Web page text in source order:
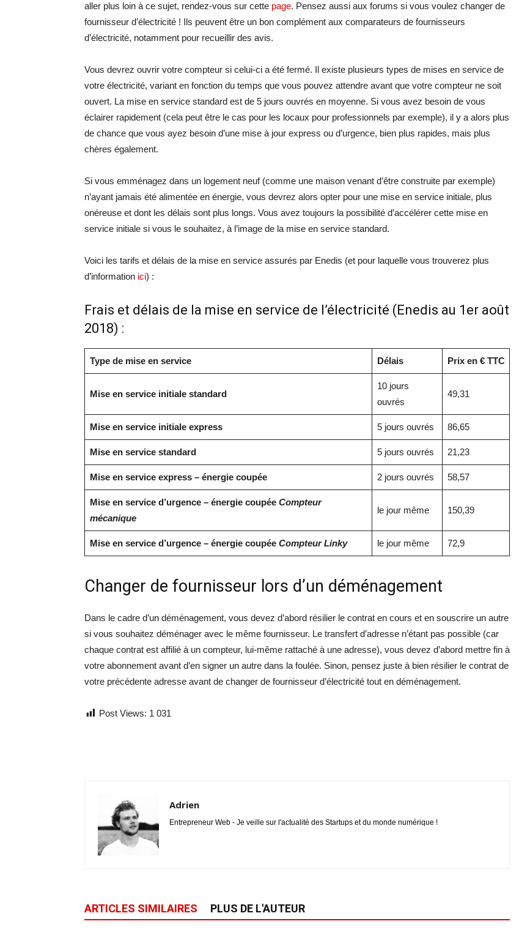
aller plus loin à ce sujet, rendez-vous sur cette page. Pensez aussi aux forums si vous voulez changer de
fournisseur d’électricité ! Ils peuvent être un bon complément aux comparateurs de fournisseurs
d’électricité, notamment pour recueillir des avis.
Vous devrez ouvrir votre compteur si celui-ci a été fermé. Il existe plusieurs types de mises en service de
votre électricité, variant en fonction du temps que vous pouvez attendre avant que votre compteur ne soit
ouvert. La mise en service standard est de 5 jours ouvrés en moyenne. Si vous avez besoin de vous
éclairer rapidement (cela peut être le cas pour les locaux pour professionnels par exemple), il y a alors plus
de chance que vous ayez besoin d’une mise à jour express ou d’urgence, bien plus rapides, mais plus
chères également.
Si vous emménagez dans un logement neuf (comme une maison venant d’être construite par exemple)
n’ayant jamais été alimentée en énergie, vous devrez alors opter pour une mise en service initiale, plus
onéreuse et dont les délais sont plus longs. Vous avez toujours la possibilité d’accélérer cette mise en
service initiale si vous le souhaitez, à l’image de la mise en service standard.
Voici les tarifs et délais de la mise en service assurés par Enedis (et pour laquelle vous trouverez plus
d’information ici) :
Frais et délais de la mise en service de l’électricité (Enedis au 1er août
2018) :
Type de mise en service Délais Prix en € TTC
Mise en service initiale standard
10 jours
ouvrés
49,31
Mise en service initiale express 5 jours ouvrés 86,65
Mise en service standard 5 jours ouvrés 21,23
Mise en service express – énergie coupée 2 jours ouvrés 58,57
Mise en service d’urgence – énergie coupée Compteur
mécanique
le jour même 150,39
Mise en service d’urgence – énergie coupée Compteur Linky le jour même 72,9
Changer de fournisseur lors d’un déménagement
Dans le cadre d’un déménagement, vous devez d’abord résilier le contrat en cours et en souscrire un autre
si vous souhaitez déménager avec le même fournisseur. Le transfert d’adresse n’étant pas possible (car
chaque contrat est affilié à un compteur, lui-même rattaché à une adresse), vous devez d’abord mettre fin à
votre abonnement avant d’en signer un autre dans la foulée. Sinon, pensez juste à bien résilier le contrat de
votre précédente adresse avant de changer de fournisseur d’électricité tout en déménagement.
Post Views: 1 031
Adrien
Entrepreneur Web - Je veille sur l'actualité des Startups et du monde numérique !
ARTICLES SIMILAIRES PLUS DE L'AUTEUR